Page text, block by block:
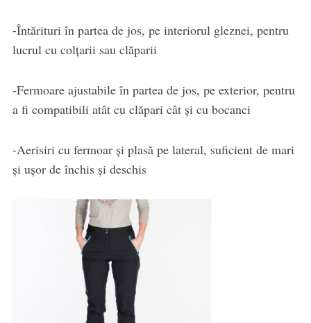
-Întărituri în partea de jos, pe interiorul gleznei, pentru
lucrul cu colțarii sau clăparii
-Fermoare ajustabile în partea de jos, pe exterior, pentru
a fi compatibili atât cu clăpari cât și cu bocanci
-Aerisiri cu fermoar și plasă pe lateral, suficient de mari
și ușor de închis și deschis